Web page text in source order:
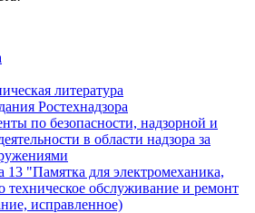
литература
Ростехнадзора
по безопасности, надзорной и
в области надзора за
13 "Памятка для электромеханика,
техническое обслуживание и ремонт
исправленное)